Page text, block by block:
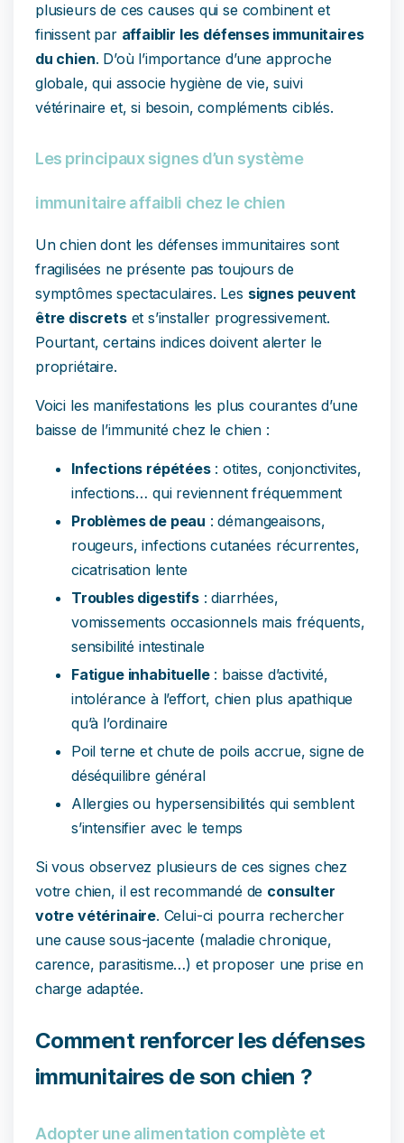
plusieurs de ces causes qui se combinent et
finissent par affaiblir les défenses immunitaires
du chien. D’où l’importance d’une approche
globale, qui associe hygiène de vie, suivi
vétérinaire et, si besoin, compléments ciblés.
Les principaux signes d’un système
immunitaire affaibli chez le chien
Un chien dont les défenses immunitaires sont
fragilisées ne présente pas toujours de
symptômes spectaculaires. Les signes peuvent
être discretset s’installer progressivement.
Pourtant, certains indices doivent alerter le
propriétaire.
Voici les manifestations les plus courantes d’une
baisse de l’immunité chez le chien :
Infections répétées: otites, conjonctivites,
infections… qui reviennent fréquemment
Problèmes de peau : démangeaisons,
rougeurs, infections cutanées récurrentes,
cicatrisation lente
Troubles digestifs: diarrhées,
vomissements occasionnels mais fréquents,
sensibilité intestinale
Fatigue inhabituelle: baisse d’activité,
intolérance à l’effort, chien plus apathique
qu’à l’ordinaire
Poil terne et chute de poils accrue, signe de
déséquilibre général
Allergies ou hypersensibilités qui semblent
s’intensifier avec le temps
Si vous observez plusieurs de ces signes chez
votre chien, il est recommandé de consulter
votre vétérinaire. Celui-ci pourra rechercher
une cause sous-jacente (maladie chronique,
carence, parasitisme…) et proposer une prise en
charge adaptée.
Comment renforcer les défenses
immunitaires de son chien ?
Adopter une alimentation complète et